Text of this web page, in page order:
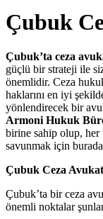
Çubuk
Çubuk’ta ceza
güçlü bir strateji ile
önemlidir. Ceza
haklarını en iyi
yönlendirecek bir
Armoni Hukuk
birine sahip olup, her
savunmak için
Çubuk Ceza
Çubuk’ta bir ceza
önemli noktalar